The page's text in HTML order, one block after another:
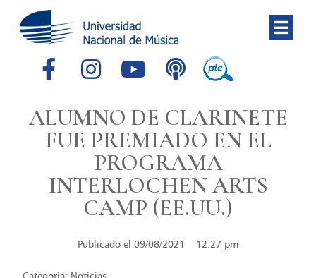
ALUMNO DE CLARINETE
FUE PREMIADO EN EL
PROGRAMA
INTERLOCHEN ARTS
CAMP (EE.UU.)
Publicado el 09/08/2021 12:27 pm
Categoria: Noticias